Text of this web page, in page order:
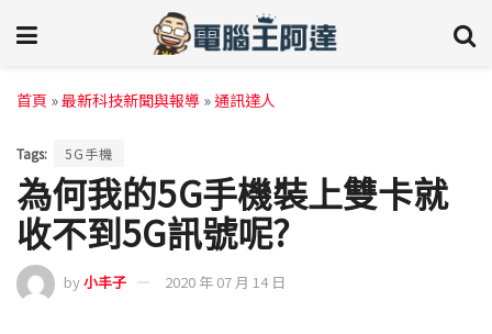
首頁 »最新科技新聞與報導 »通訊達人
Tags: 5G手機
為何我的5G手機裝上雙卡就
收不到5G訊號呢?
by小丰子 2020 年 07 月 14 日